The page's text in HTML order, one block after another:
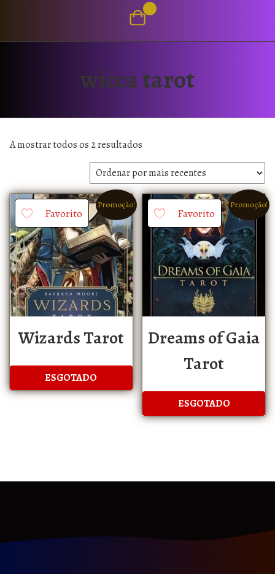
wicca tarot
A mostrar todos os 2 resultados
Favorito
Promoção!
Wizards Tarot
Favorito
Promoção!
Dreams of Gaia
Tarot